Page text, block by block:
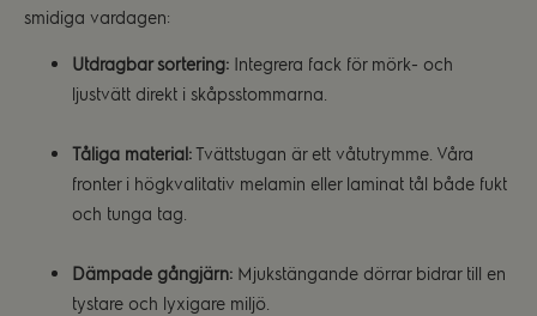
smidiga vardagen:
Utdragbar sortering: Integrera fack för mörk- och
ljustvätt direkt i skåpsstommarna.
Tåliga material:Tvättstugan är ett våtutrymme. Våra
fronter i högkvalitativ melamin eller laminat tål både fukt
och tunga tag.
Dämpade gångjärn: Mjukstängande dörrar bidrar till en
tystare och lyxigare miljö.